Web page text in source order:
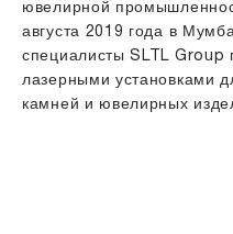
ювелирной
августа 2019 года в
специалисты SLTL
лазерными установками
камней и ювелирных